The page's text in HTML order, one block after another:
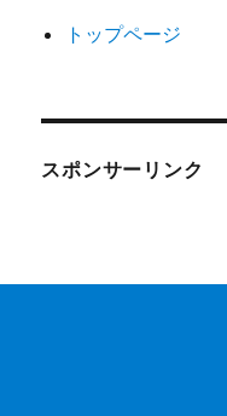
トップページ
スポンサーリンク